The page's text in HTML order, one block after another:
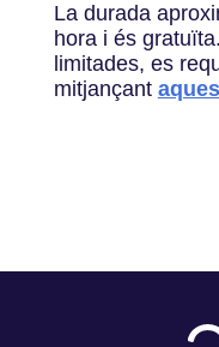
La durada
hora i és
limitades, es
mitjançant